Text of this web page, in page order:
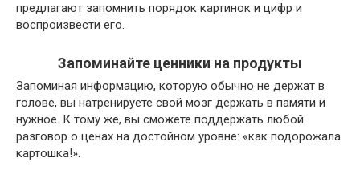
предлагают запомнить порядок картинок и цифр и
воспроизвести его.
Запоминайте ценники на продукты
Запоминая информацию, которую обычно не держат в
голове, вы натренируете свой мозг держать в памяти и
нужное. К тому же, вы сможете поддержать любой
разговор о ценах на достойном уровне: «как подорожала
картошка!».